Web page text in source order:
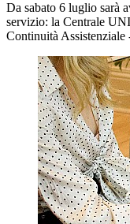
Da sabato 6 luglio sarà
servizio: la Centrale
Continuità